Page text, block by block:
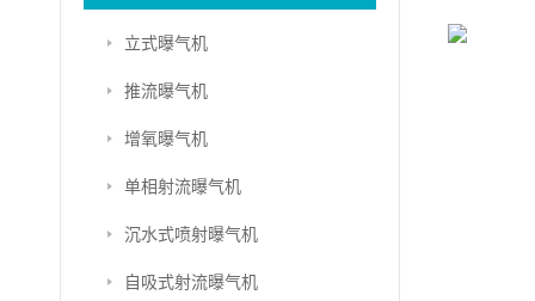
立式曝气机
推流曝气机
增氧曝气机
单相射流曝气机
沉水式喷射曝气机
自吸式射流曝气机